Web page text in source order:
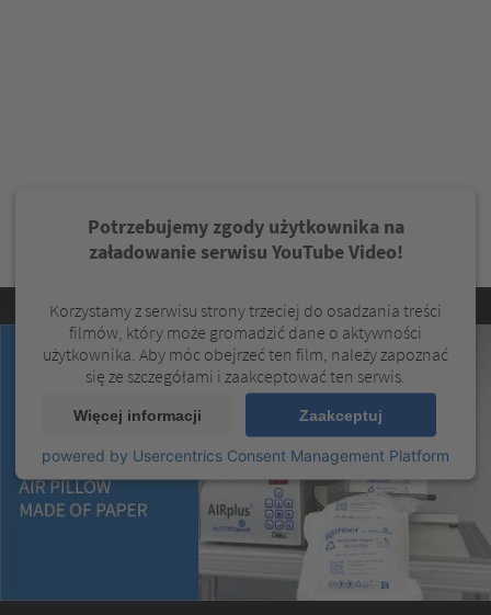
Potrzebujemy zgody użytkownika na
załadowanie serwisu YouTube Video!
Korzystamy z serwisu strony trzeciej do osadzania treści
filmów, który może gromadzić dane o aktywności
użytkownika. Aby móc obejrzeć ten film, należy zapoznać
się ze szczegółami i zaakceptować ten serwis.
Więcej informacji Zaakceptuj
powered by Usercentrics Consent Management Platform